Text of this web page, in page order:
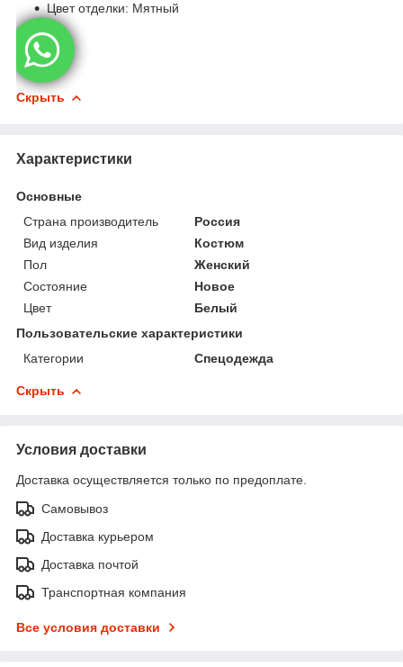
Цвет отделки: Мятный
Скрыть
Характеристики
Основные
Страна производитель
Россия
Вид изделия
Костюм
Пол
Женский
Состояние
Новое
Цвет
Белый
Пользовательские характеристики
Категории
Спецодежда
Скрыть
Условия доставки
Доставка осуществляется только по предоплате.
Самовывоз
Доставка курьером
Доставка почтой
Транспортная компания
Все условия доставки